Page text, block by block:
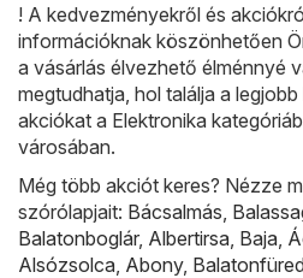
! A kedvezményekről és
információknak köszönhetően
a vásárlás élvezhető élménnyé
megtudhatja, hol találja a
akciókat a Elektronika
városában.
Még több akciót keres? Nézze
szórólapjait: Bácsalmás
Balatonboglár, Albertirsa Baja
Alsózsolca Abony,